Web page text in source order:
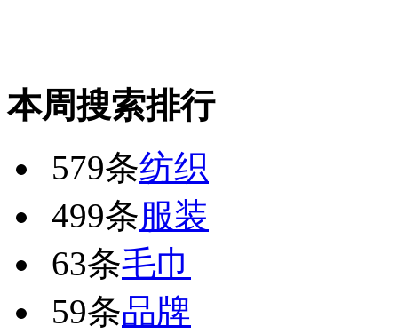
本周搜索排行
579条纺织
499条服装
63条毛巾
59条品牌